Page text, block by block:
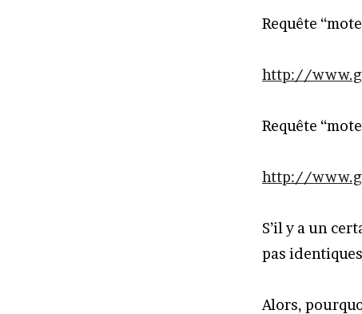
Requête
http://
Requête
http://
S’il y a un
pas
Alors,